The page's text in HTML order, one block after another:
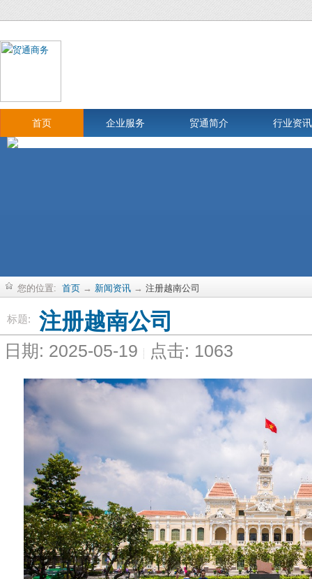
首页 企业服务 贸通简介 行业资讯
您的位置: 首页 → 新闻资讯 → 注册越南公司
标题: 注册越南公司
日期: 2025-05-19 点击: 1063